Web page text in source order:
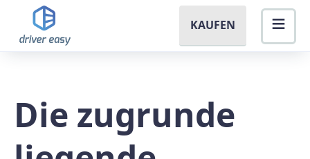
KAUFEN
Die zugrunde